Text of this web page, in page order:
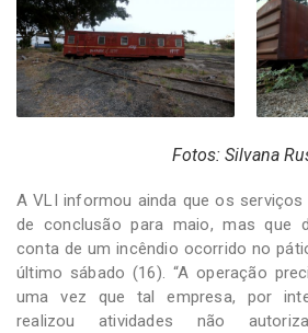
Fotos: Silvana
A VLI informou ainda que os serviços
de conclusão para maio, mas que
conta de um incêndio ocorrido no
último sábado (16). “A operação
uma vez que tal empresa, por
realizou atividades não